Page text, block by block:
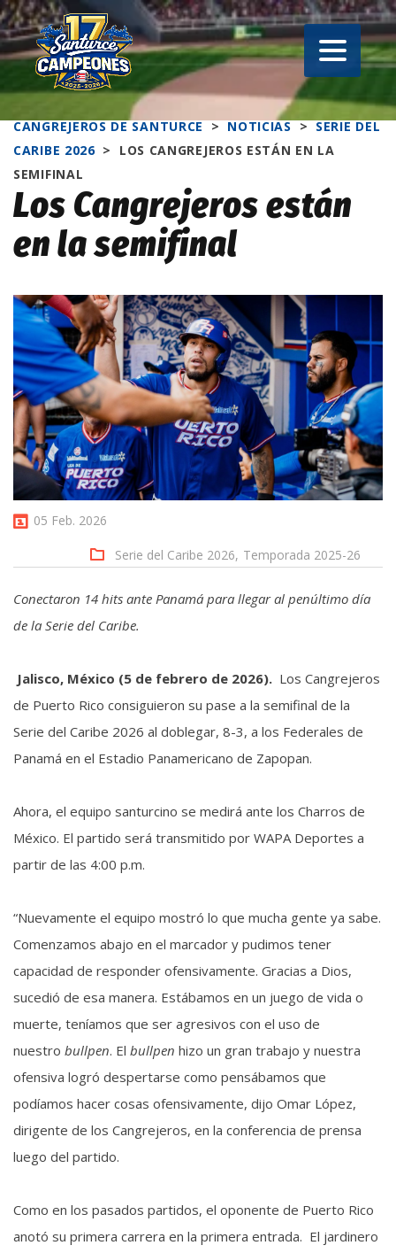
CANGREJEROS DE SANTURCE > NOTICIAS > SERIE DEL
CARIBE 2026 >
LOS CANGREJEROS ESTÁN EN LA
SEMIFINAL
Los Cangrejeros están
en la semifinal
05 Feb. 2026
Serie del Caribe 2026, Temporada 2025-26
Conectaron 14 hits ante Panamá para llegar al penúltimo día
de la Serie del Caribe.
Jalisco, México (5 de febrero de 2026). Los Cangrejeros
de Puerto Rico consiguieron su pase a la semifinal de la
Serie del Caribe 2026 al doblegar, 8-3, a los Federales de
Panamá en el Estadio Panamericano de Zapopan.
Ahora, el equipo santurcino se medirá ante los Charros de
México. El partido será transmitido por WAPA Deportes a
partir de las 4:00 p.m.
“Nuevamente el equipo mostró lo que mucha gente ya sabe.
Comenzamos abajo en el marcador y pudimos tener
capacidad de responder ofensivamente. Gracias a Dios,
sucedió de esa manera. Estábamos en un juego de vida o
muerte, teníamos que ser agresivos con el uso de
nuestro bullpen. El bullpen hizo un gran trabajo y nuestra
ofensiva logró despertarse como pensábamos que
podíamos hacer cosas ofensivamente, dijo Omar López,
dirigente de los Cangrejeros, en la conferencia de prensa
luego del partido.
Como en los pasados partidos, el oponente de Puerto Rico
anotó su primera carrera en la primera entrada. El jardinero